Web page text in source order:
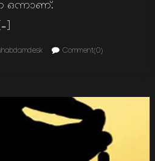
ഒന്നാണ്.
Comment(0)